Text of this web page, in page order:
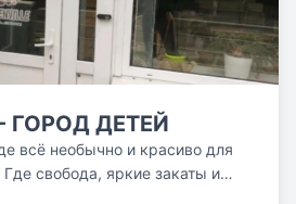
ГОРОД ДЕТЕЙ
всё необычно и красиво для
Где свобода, яркие закаты и